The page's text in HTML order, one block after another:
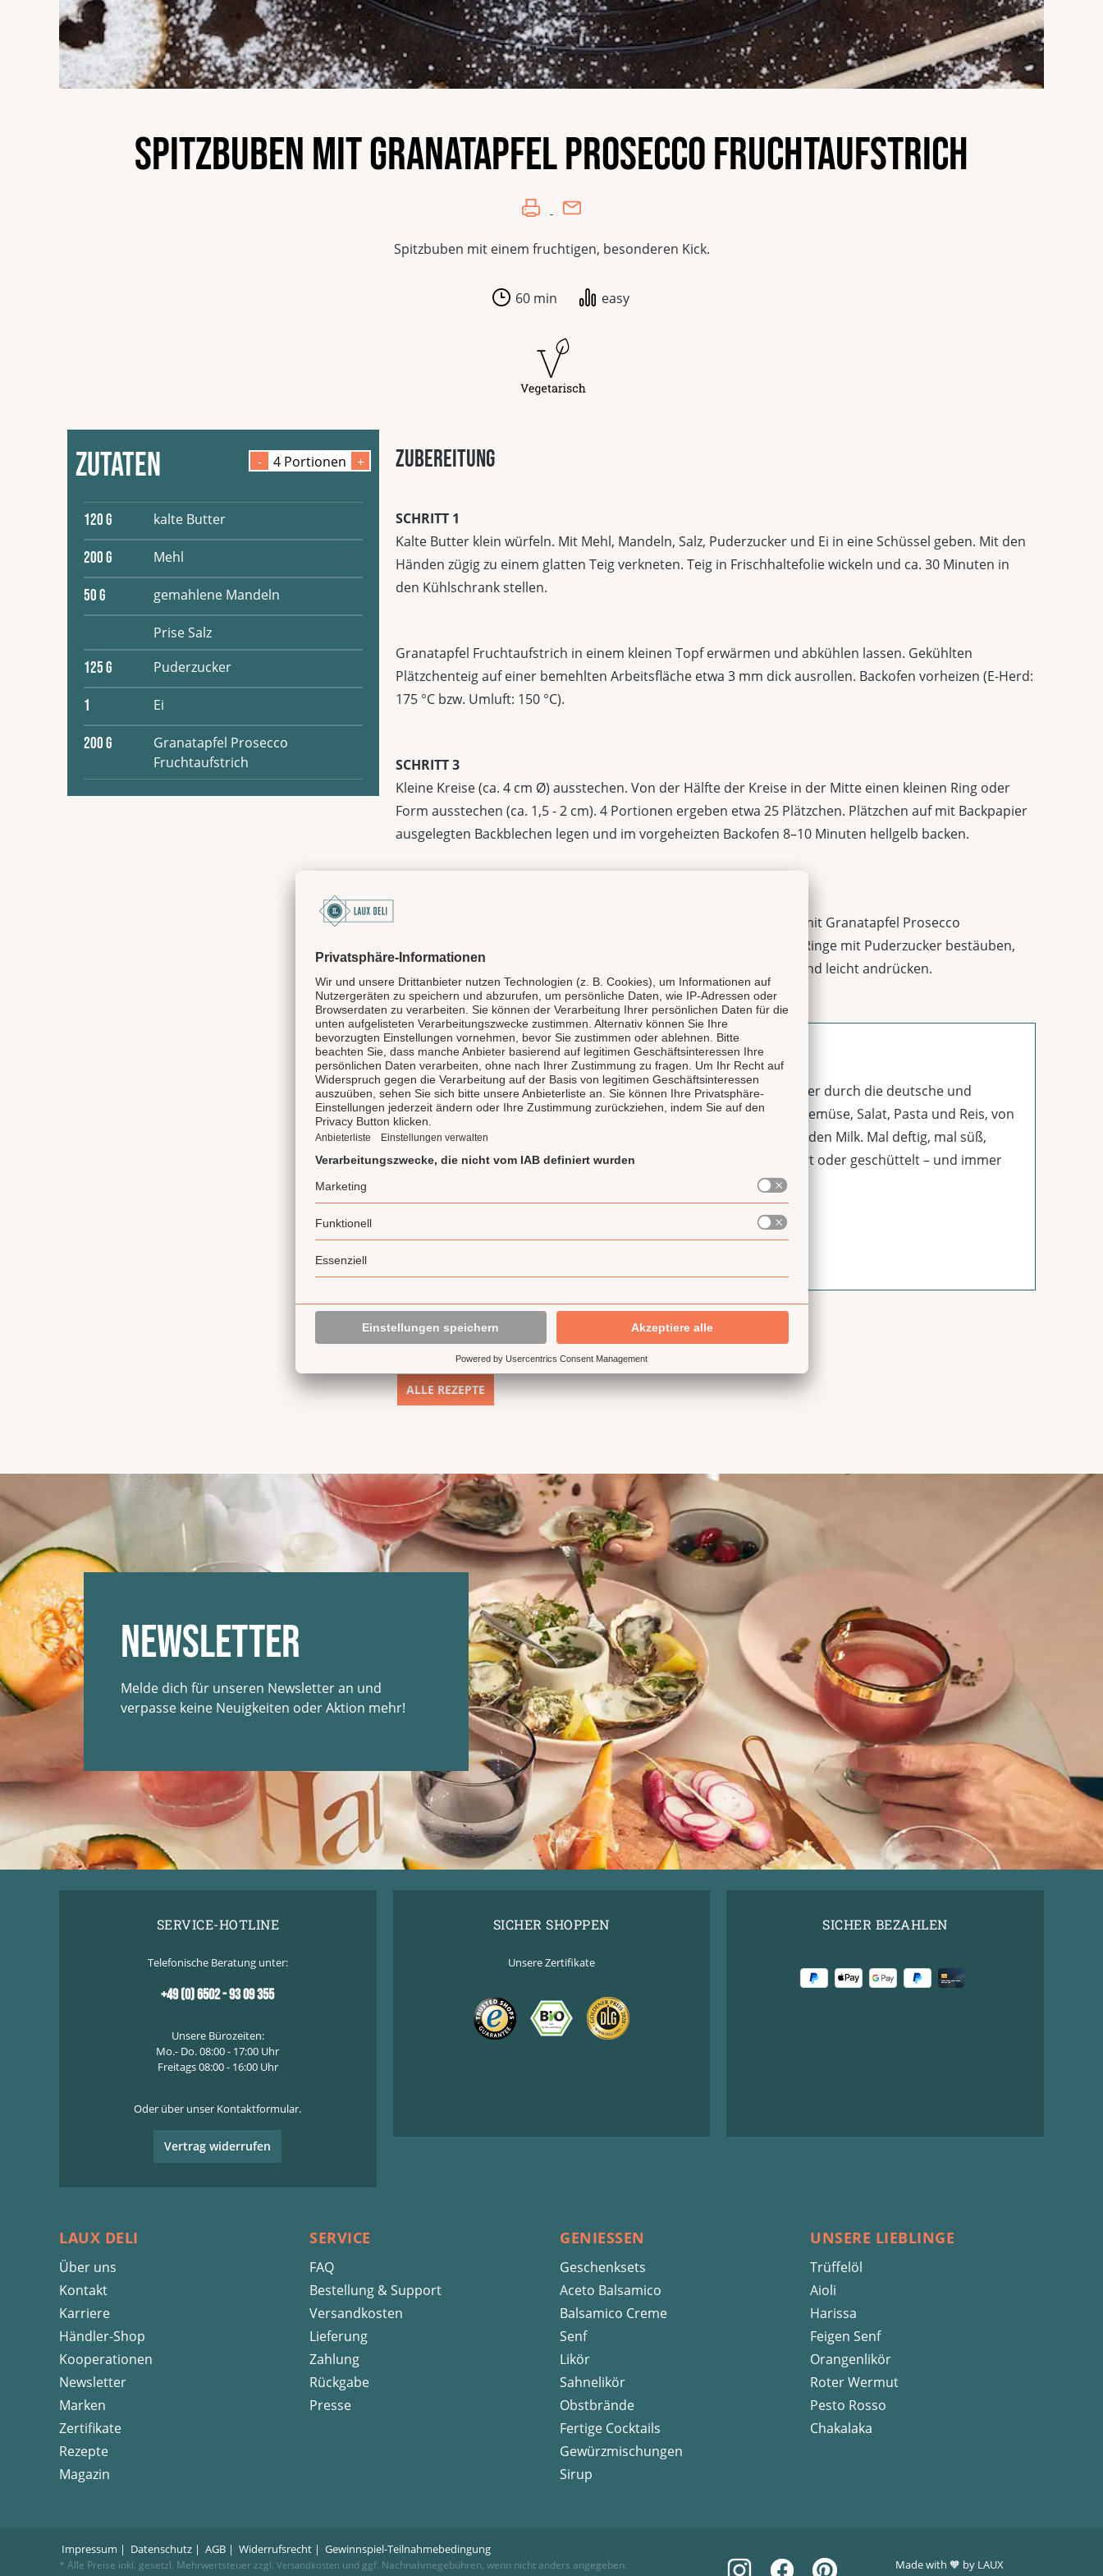
Spitzbuben mit Granatapfel Prosecco Fruchtaufstrich
Spitzbuben mit einem fruchtigen, besonderen Kick.
60 min easy
Zutaten - 4 Portionen +
120G kalte Butter
200G Mehl
50G gemahlene Mandeln
Prise Salz
125G Puderzucker
1 Ei
200G
Granatapfel Prosecco
Fruchtaufstrich
Zubereitung
SCHRITT 1
Kalte Butter klein würfeln. Mit Mehl, Mandeln, Salz, Puderzucker und Ei in eine Schüssel geben. Mit den
Händen zügig zu einem glatten Teig verkneten. Teig in Frischhaltefolie wickeln und ca. 30 Minuten in
den Kühlschrank stellen.
Granatapfel Fruchtaufstrich in einem kleinen Topf erwärmen und abkühlen lassen. Gekühlten
Plätzchenteig auf einer bemehlten Arbeitsfläche etwa 3 mm dick ausrollen. Backofen vorheizen (E-Herd:
175 °C bzw. Umluft: 150 °C).
SCHRITT 3
Kleine Kreise (ca. 4 cm Ø) ausstechen. Von der Hälfte der Kreise in der Mitte einen kleinen Ring oder
Form ausstechen (ca. 1,5 - 2 cm). 4 Portionen ergeben etwa 25 Plätzchen. Plätzchen auf mit Backpapier
ausgelegten Backblechen legen und im vorgeheizten Backofen 8–10 Minuten hellgelb backen.
Bleche herausnehmen und Plätzchen abkühlen lassen. Die Kreise mit Granatapfel Prosecco
Fruchtaufstrich bestreichen, dabei einen kleinen Rand frei lassen. Ringe mit Puderzucker bestäuben,
vorsichtig auf die mit Fruchtaufstrich bestrichenen Kreise setzen und leicht andrücken.
LAUX DELI TEAM
Wir zeigen dir unsere Lieblingsrezepte quer durch die deutsche und
internationale Küche, mit Fisch, Fleisch, Gemüse, Salat, Pasta und Reis, von
Veggie bis Vegan und von Cocktail bis Golden Milk. Mal deftig, mal süß,
gekocht, gebacken oder gebraten, gerührt oder geschüttelt – und immer
ALLE REZEPTE
Newsletter
Melde dich für unseren Newsletter an und
verpasse keine Neuigkeiten oder Aktion mehr!
SERVICE-HOTLINE
Telefonische Beratung unter:
+49 (0) 6502 - 93 09 355
Unsere Bürozeiten:
Mo.- Do. 08:00 - 17:00 Uhr
Freitags 08:00 - 16:00 Uhr
Oder über unser Kontaktformular.
Vertrag widerrufen
SICHER SHOPPEN
Unsere Zertifikate
SICHER BEZAHLEN
LAUX DELI
Über uns
Kontakt
Karriere
Händler-Shop
Kooperationen
Newsletter
Marken
Zertifikate
Rezepte
Magazin
SERVICE
FAQ
Bestellung & Support
Versandkosten
Lieferung
Zahlung
Rückgabe
Presse
GENIESSEN
Geschenksets
Aceto Balsamico
Balsamico Creme
Senf
Likör
Sahnelikör
Obstbrände
Fertige Cocktails
Gewürzmischungen
Sirup
UNSERE LIEBLINGE
Trüffelöl
Aioli
Harissa
Feigen Senf
Orangenlikör
Roter Wermut
Pesto Rosso
Chakalaka
Impressum Datenschutz AGB Widerrufsrecht Gewinnspiel-Teilnahmebedingung
* Alle Preise inkl. gesetzl. Mehrwertsteuer zzgl. Versandkosten und ggf. Nachnahmegebühren, wenn nicht anders angegeben. Made with 🧡 by LAUX